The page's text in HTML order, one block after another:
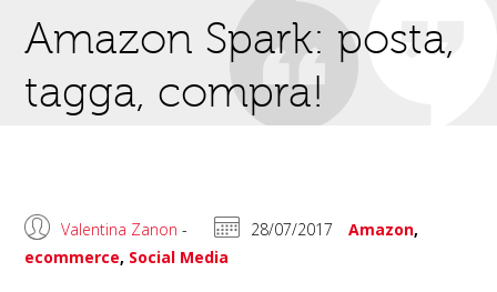
Amazon Spark: posta,
tagga, compra!
Valentina Zanon - 28/07/2017 Amazon,
ecommerce, Social Media